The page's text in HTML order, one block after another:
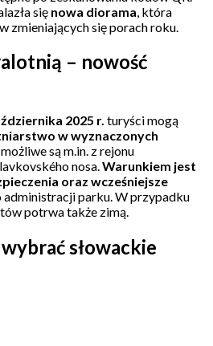
się nowa diorama , która
zmieniających się porach roku.
– nowość
2025 r. turyści mogą
w wyznaczonych
są m.in. z rejonu
nosa.Warunkiem jest
oraz wcześniejsze
administracji parku. W przypadku
potrwa także zimą.
słowackie